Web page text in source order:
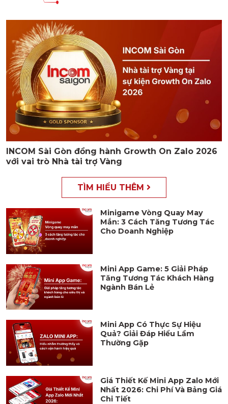
INCOM Sài Gòn đồng hành Growth On Zalo 2026
với vai trò Nhà tài trợ Vàng
TÌM HIỂU THÊM
Minigame Vòng Quay May
Mắn: 3 Cách Tăng Tương Tác
Cho Doanh Nghiệp
Mini App Game: 5 Giải Pháp
Tăng Tương Tác Khách Hàng
Ngành Bán Lẻ
Mini App Có Thực Sự Hiệu
Quả? Giải Đáp Hiểu Lầm
Thường Gặp
Giá Thiết Kế Mini App Zalo Mới
Nhất 2026: Chi Phí Và Bảng Giá
Chi Tiết